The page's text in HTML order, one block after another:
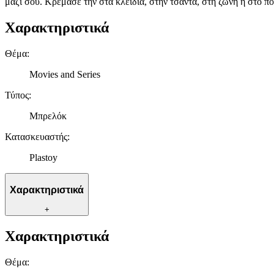
Χαρακτηριστικά
Θέμα:
Movies and Series
Τύπος:
Μπρελόκ
Κατασκευαστής:
Plastoy
Χαρακτηριστικά
+
Χαρακτηριστικά
Θέμα: